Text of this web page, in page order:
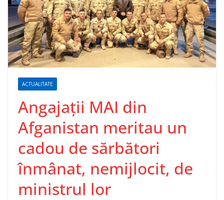
ACTUALITATE
Angajații MAI din
Afganistan meritau un
cadou de sărbători
înmânat, nemijlocit, de
ministrul lor